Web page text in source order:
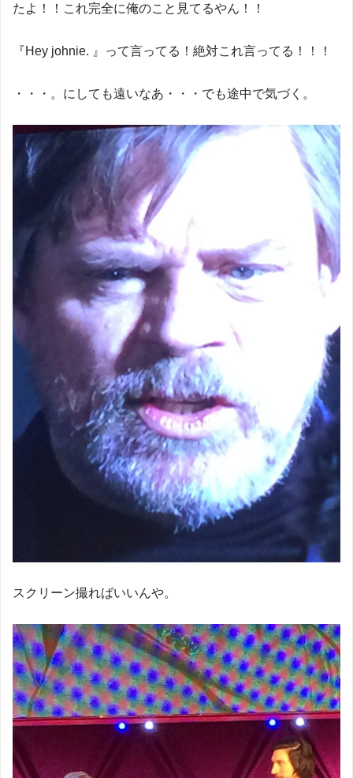
たよ！！これ完全に俺のこと見てるやん！！
『Hey johnie. 』って言ってる！絶対これ言ってる！！！
・・・。にしても遠いなあ・・・でも途中で気づく。
スクリーン撮ればいいんや。